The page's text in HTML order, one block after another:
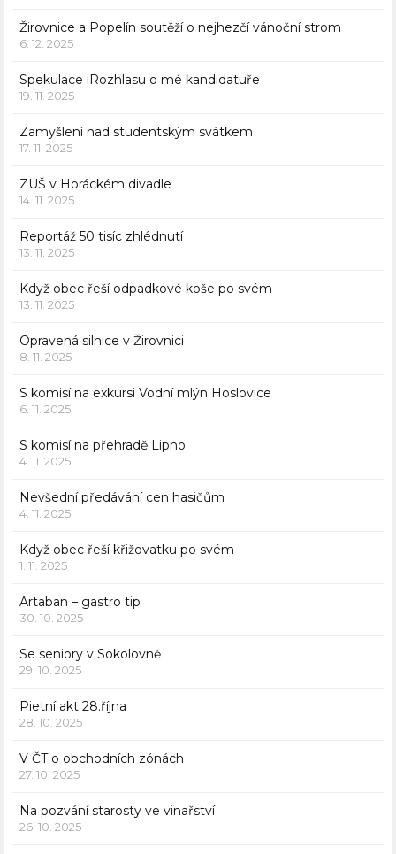
Žirovnice a Popelín soutěží o nejhezčí vánoční strom
6. 12. 2025
Spekulace iRozhlasu o mé kandidatuře
19. 11. 2025
Zamyšlení nad studentským svátkem
17. 11. 2025
ZUŠ v Horáckém divadle
14. 11. 2025
Reportáž 50 tisíc zhlédnutí
13. 11. 2025
Když obec řeší odpadkové koše po svém
13. 11. 2025
Opravená silnice v Žirovnici
8. 11. 2025
S komisí na exkursi Vodní mlýn Hoslovice
6. 11. 2025
S komisí na přehradě Lipno
4. 11. 2025
Nevšední předávání cen hasičům
4. 11. 2025
Když obec řeší křižovatku po svém
1. 11. 2025
Artaban – gastro tip
30. 10. 2025
Se seniory v Sokolovně
29. 10. 2025
Pietní akt 28.října
28. 10. 2025
V ČT o obchodních zónách
27. 10. 2025
Na pozvání starosty ve vinařství
26. 10. 2025